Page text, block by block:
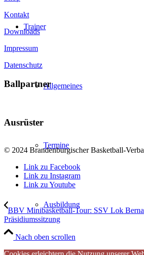
Trainer
Allgemeines
Termine
Ausbildung
Kontakt
Downloads
Impressum
Datenschutz
Ballpartner
Ausrüster
© 2024 Brandenburgischer Basketball-
Link zu Facebook
Link zu Instagram
Link zu Youtube
BBV Minibasketball-Tour: SSV Lok
Präsidiumssitzung
Nach oben scrollen